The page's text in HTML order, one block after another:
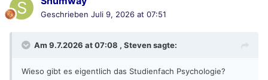
Geschrieben Juli 9, 2026 at 07:51
Am 9.7.2026 at 07:08 , Stevensagte:
Wieso gibt es eigentlich das Studienfach Psychologie?